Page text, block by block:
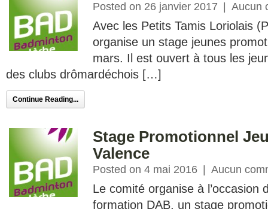
Posted on 26 janvier 2017 Aucun
Avec les Petits Tamis Loriolais
organise un stage jeunes
mars. Il est ouvert à tous les
des clubs drômardéchois […]
Continue Reading...
Stage Promotionnel
Valence
Posted on 4 mai 2016 Aucun
Le comité organise à l’occasion
formation DAB, un stage